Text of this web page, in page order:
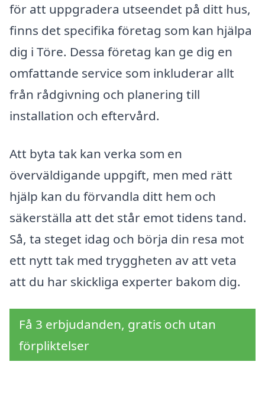
för att uppgradera utseendet på ditt hus,
finns det specifika företag som kan hjälpa
dig i Töre. Dessa företag kan ge dig en
omfattande service som inkluderar allt
från rådgivning och planering till
installation och eftervård.
Att byta tak kan verka som en
överväldigande uppgift, men med rätt
hjälp kan du förvandla ditt hem och
säkerställa att det står emot tidens tand.
Så, ta steget idag och börja din resa mot
ett nytt tak med tryggheten av att veta
att du har skickliga experter bakom dig.
Få 3 erbjudanden, gratis och utan
förpliktelser